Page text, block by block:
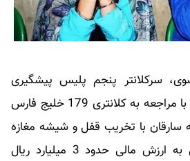
سرکلانتر پنجم پلیس پیشگیری
پایتخت گفت: شهروندی با مراجعه به کلانتری 179 خلیج فارس
با تخریب قفل و شیشه مغازه
اقدام به سرقت وسایل به ارزش مالی حدود 3 میلیارد ریال